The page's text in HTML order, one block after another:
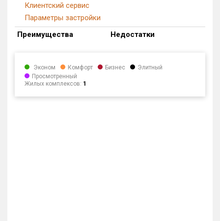
Клиентский сервис
Параметры застройки
Преимущества
Недостатки
Эконом Комфорт Бизнес
Элитный
Просмотренный
Жилых комплексов: 1